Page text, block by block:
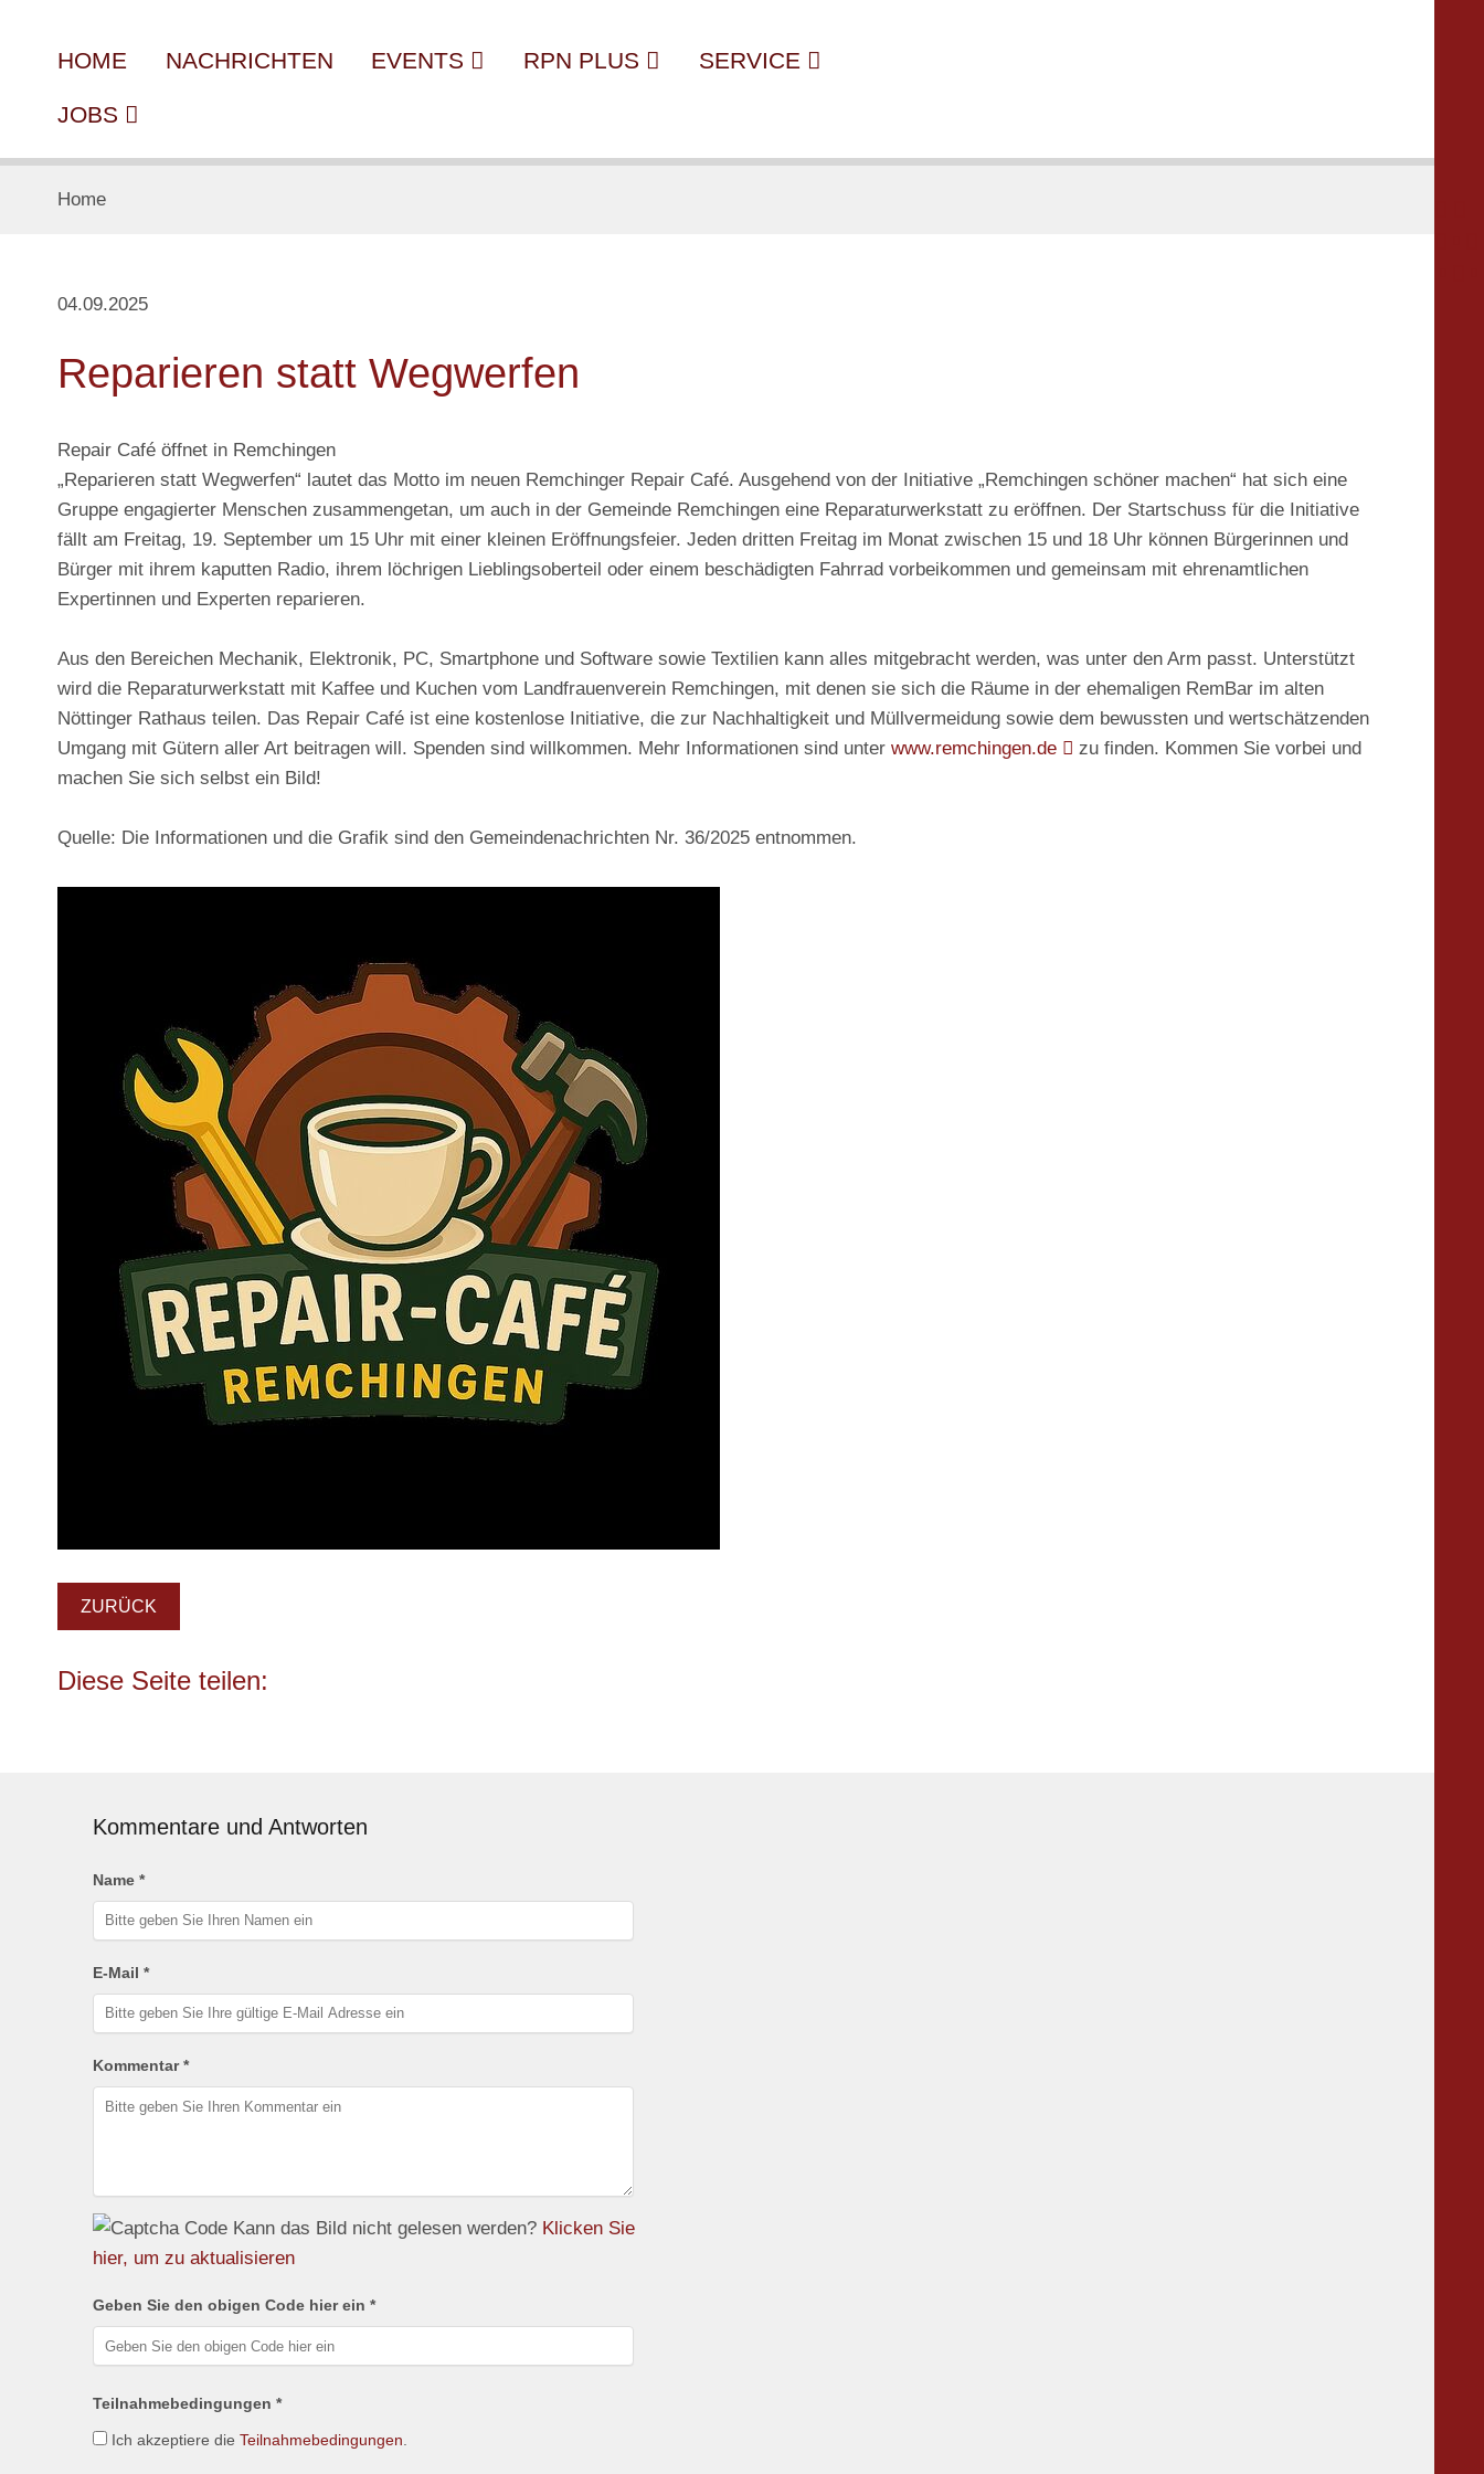
HOME NACHRICHTEN EVENTS RPN PLUS SERVICE
JOBS
Home
04.09.2025
Reparieren statt Wegwerfen
Repair Café öffnet in Remchingen
„Reparieren statt Wegwerfen“ lautet das Motto im neuen Remchinger Repair Café. Ausgehend von der Initiative „Remchingen schöner machen“ hat sich eine
Gruppe engagierter Menschen zusammengetan, um auch in der Gemeinde Remchingen eine Reparaturwerkstatt zu eröffnen. Der Startschuss für die Initiative
fällt am Freitag, 19. September um 15 Uhrmit einer kleinen Eröffnungsfeier. Jeden dritten Freitag im Monat zwischen 15 und 18 Uhr können Bürgerinnen und
Bürger mit ihrem kaputten Radio, ihrem löchrigen Lieblingsoberteil oder einem beschädigten Fahrrad vorbeikommen und gemeinsam mit ehrenamtlichen
Expertinnen und Experten reparieren.
Aus den Bereichen Mechanik, Elektronik, PC, Smartphone und Software sowie Textilien kann alles mitgebracht werden, was unter den Arm passt. Unterstützt
wird die Reparaturwerkstatt mit Kaffee und Kuchen vom Landfrauenverein Remchingen, mit denen sie sich die Räume in der ehemaligen RemBar im alten
Nöttinger Rathaus teilen. Das Repair Café ist eine kostenlose Initiative, die zur Nachhaltigkeit und Müllvermeidung sowie dem bewussten und wertschätzenden
Umgang mit Gütern aller Art beitragen will. Spenden sind willkommen. Mehr Informationen sind unter www.remchingen.de
zu finden. Kommen Sie vorbei und
machen Sie sich selbst ein Bild!
Quelle: Die Informationen und die Grafik sind den Gemeindenachrichten Nr. 36/2025 entnommen.
ZURÜCK
Kommentare und Antworten
Name *
E-Mail *
Kommentar *
Kann das Bild nicht gelesen werden? Klicken Sie
hier, um zu aktualisieren
Geben Sie den obigen Code hier ein *
Teilnahmebedingungen *
Ich akzeptiere die Teilnahmebedingungen.